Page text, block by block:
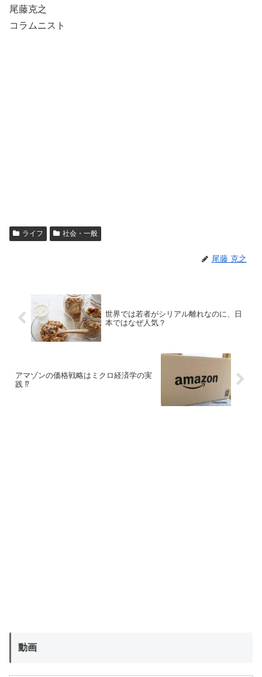
尾藤克之
コラムニスト
ライフ 社会・一般
尾藤 克之
世界では若者がシリアル離れなのに、日
本ではなぜ人気？
アマゾンの価格戦略はミクロ経済学の実
践 ⁉︎
動画